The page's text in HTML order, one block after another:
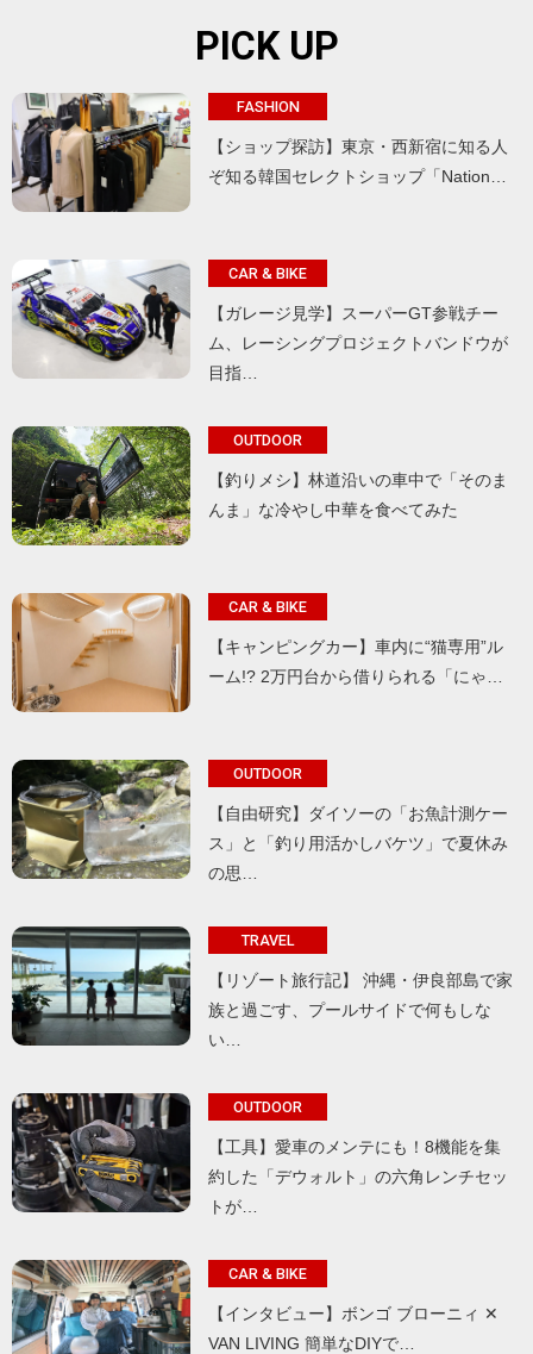
PICK UP
FASHION
【ショップ探訪】東京・西新宿に知る人
ぞ知る韓国セレクトショップ「Nation…
CAR & BIKE
【ガレージ見学】スーパーGT参戦チー
ム、レーシングプロジェクトバンドウが
目指…
OUTDOOR
【釣りメシ】林道沿いの車中で「そのま
んま」な冷やし中華を食べてみた
CAR & BIKE
【キャンピングカー】車内に“猫専用”ル
ーム!? 2万円台から借りられる「にゃ…
OUTDOOR
【自由研究】ダイソーの「お魚計測ケー
ス」と「釣り用活かしバケツ」で夏休み
の思…
TRAVEL
【リゾート旅行記】 沖縄・伊良部島で家
族と過ごす、プールサイドで何もしな
い…
OUTDOOR
【工具】愛車のメンテにも！8機能を集
約した「デウォルト」の六角レンチセッ
トが…
CAR & BIKE
【インタビュー】ボンゴ ブローニィ ✕
VAN LIVING 簡単なDIYで…